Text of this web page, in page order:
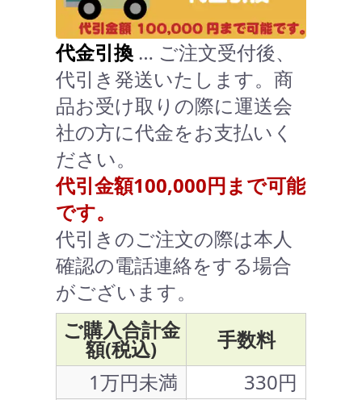
代金引換 … ご注文受付後、
代引き発送いたします。商
品お受け取りの際に運送会
社の方に代金をお支払いく
ださい。
代引金額100,000円まで可能
です。
代引きのご注文の際は本人
確認の電話連絡をする場合
がございます。
ご購入合計金
額(税込)
手数料
1万円未満
330円